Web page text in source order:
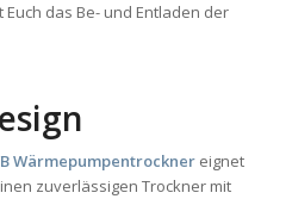
Euch das Be- und Entladen der
Wärmepumpentrocknereignet
zuverlässigen Trockner mit